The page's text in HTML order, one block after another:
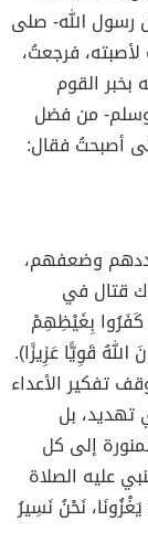
رسول الله- صلى
فرجعتُ،
بخبر القوم
وسلم- من فضل
أصبحتُ فقال:
وضعفهم،
قتال في
كَفَرُوا بِغَيْظِهِمْ
قَوِيًّا عَزِيزًا).
تفكير الأعداء
بل
إلى كل
عليه الصلاة
نَحْنُ نَسِيرُ